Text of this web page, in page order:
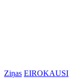
Ziņas EIROKAUSI